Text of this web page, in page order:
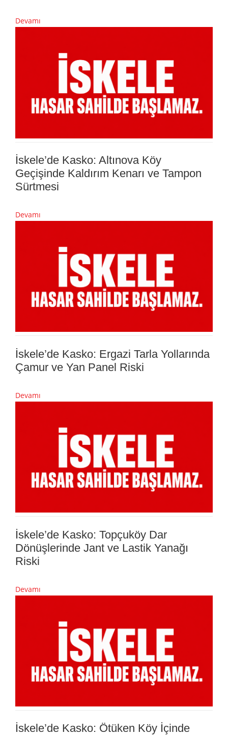
Devamı
İskele’de Kasko: Altınova Köy
Geçişinde Kaldırım Kenarı ve Tampon
Sürtmesi
Devamı
İskele’de Kasko: Ergazi Tarla Yollarında
Çamur ve Yan Panel Riski
Devamı
İskele’de Kasko: Topçuköy Dar
Dönüşlerinde Jant ve Lastik Yanağı
Riski
Devamı
İskele’de Kasko: Ötüken Köy İçinde